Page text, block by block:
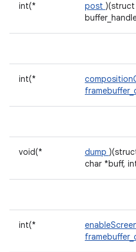
int(* post )(struct
int(*
void(* dump
char *buff,
int(*